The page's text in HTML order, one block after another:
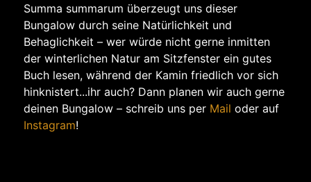
Summa summarum überzeugt uns dieser
Bungalow durch seine Natürlichkeit und
Behaglichkeit – wer würde nicht gerne inmitten
der winterlichen Natur am Sitzfenster ein gutes
Buch lesen, während der Kamin friedlich vor sich
hinknistert...ihr auch? Dann planen wir auch gerne
deinen Bungalow – schreib uns per Mail oder auf
Instagram!